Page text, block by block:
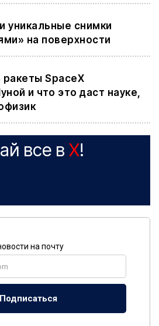
уникальные снимки
на поверхности
ракеты SpaceX
и что это даст науке,
все в X!